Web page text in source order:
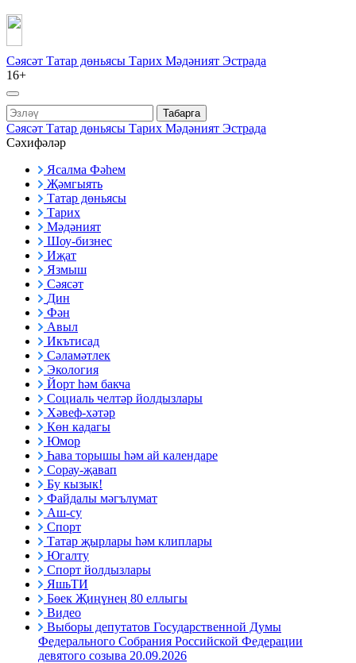
Сәясәт Татар дөньясы Тарих Мәдәният Эстрада
16+
Табарга
Сәясәт Татар дөньясы Тарих Мәдәният Эстрада
Сәхифәләр
Ясалма Фәһем
Җәмгыять
Татар дөньясы
Тарих
Мәдәният
Шоу-бизнес
Иҗат
Язмыш
Сәясәт
Дин
Фән
Авыл
Икътисад
Сәламәтлек
Экология
Йорт һәм бакча
Социаль челтәр йолдызлары
Хәвеф-хәтәр
Көн кадагы
Юмор
Һава торышы һәм ай календаре
Сорау-җавап
Бу кызык!
Файдалы мәгълүмат
Аш-су
Спорт
Татар җырлары һәм клиплары
Югалту
Спорт йолдызлары
ЯшьТИ
Бөек Җиңүнең 80 еллыгы
Видео
Выборы депутатов Государственной Думы
Федерального Собрания Российской Федерации
девятого созыва 20.09.2026